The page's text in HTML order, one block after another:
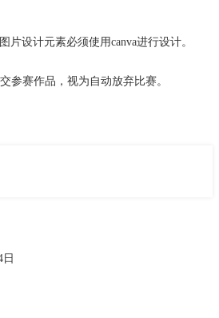
片设计元素必须使用canva进行设计。
参赛作品，视为自动放弃比赛。